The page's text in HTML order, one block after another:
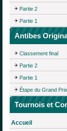
Partie 2
Partie 1
Antibes
Classement final
Partie 2
Partie 1
Étape du Grand Prix
Tournois et
Accueil